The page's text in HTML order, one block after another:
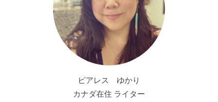
ピアレス ゆかり
カナダ在住 ライター